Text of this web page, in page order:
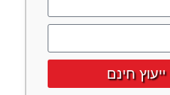
חינם